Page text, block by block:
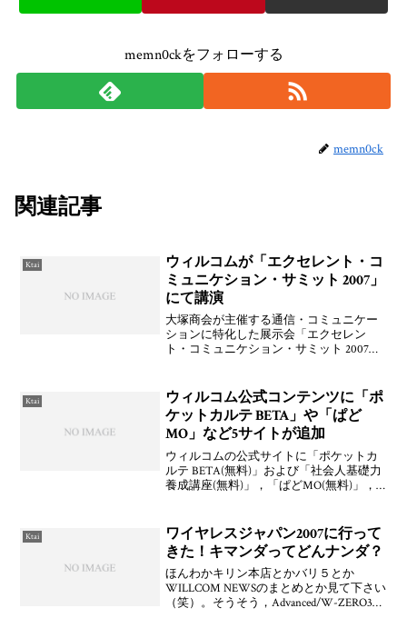
memn0ckをフォローする
memn0ck
関連記事
Ktai
ウィルコムが「エクセレント・コ
ミュニケション・サミット 2007」
にて講演
大塚商会が主催する通信・コミュニケー
ションに特化した展示会「エクセレン
ト・コミュニケション・サミット 2007」
「ウィルコムが提供するPHSならではのモ
バイルサー
Ktai
ウィルコム公式コンテンツに「ポ
ケットカルテ BETA」や「ぱど
MO」など5サイトが追加
ウィルコムの公式サイトに「ポケットカ
ルテ BETA(無料)」および「社会人基礎力
養成講座(無料)」，「ぱどMO(無料)」，
新着サイトとして
Ktai
ワイヤレスジャパン2007に行って
きた！キマンダってどんナンダ？
ほんわかキリン本店とかバリ５とか
WILLCOM NEWSのまとめとか見て下さい
（笑）。そうそう，Advanced/W-ZERO3